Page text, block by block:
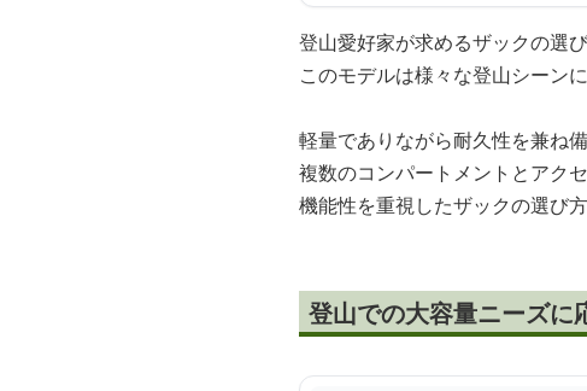
登山愛好家が求めるザックの選
このモデルは様々な登山シーン
軽量でありながら耐久性を兼ね
複数のコンパートメントとアク
機能性を重視したザックの選び
登山での大容量ニーズに